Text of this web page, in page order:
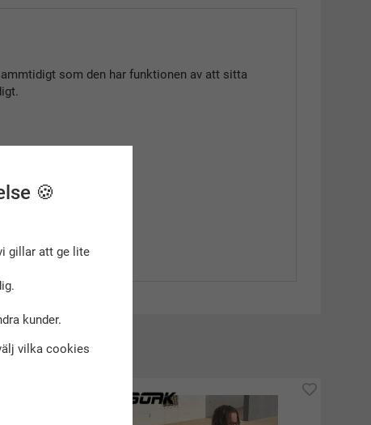
som den har funktionen av att sitta
🍪
gillar att ge lite
kunder.
vilka cookies